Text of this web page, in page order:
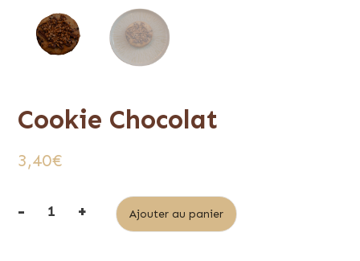
Cookie Chocolat
3,40€
- + Ajouter au panier